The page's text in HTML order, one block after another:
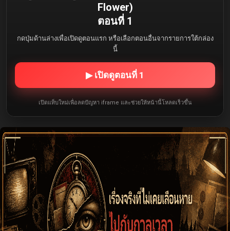
Flower)
ตอนที่ 1
กดปุ่มด้านล่างเพื่อเปิดดูตอนแรก หรือเลือกตอนอื่นจากรายการใต้กล่อง
นี้
▶ เปิดดูตอนที่ 1
เปิดแท็บใหม่เพื่อลดปัญหา iframe และช่วยให้หน้านี้โหลดเร็วขึ้น